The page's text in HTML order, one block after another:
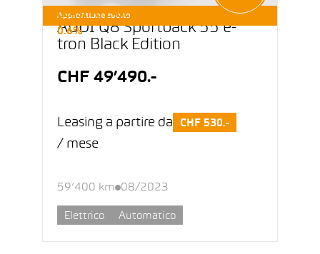
Approfittane subito
LEASING E-OCCASIONI DA
0.6%
AUDI Q8 Sportback 55 e-
tron Black Edition
CHF 49’490.-
Leasing a partire da CHF 530.-
/ mese
59’400 km 08/2023
Elettrico Automatico